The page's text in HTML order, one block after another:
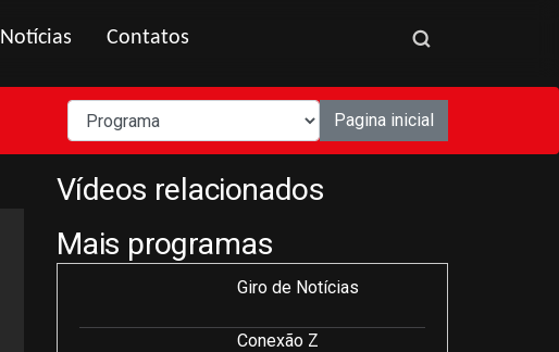
Notícias Contatos
Pagina inicial
Vídeos relacionados
Mais programas
Giro de Notícias
Conexão Z